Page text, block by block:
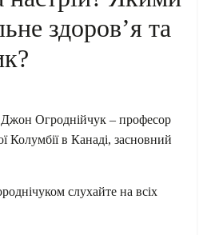
здоров’я та
Джон Огроднійчук – професор
Колумбії в Канаді, засновний
слухайте на всіх